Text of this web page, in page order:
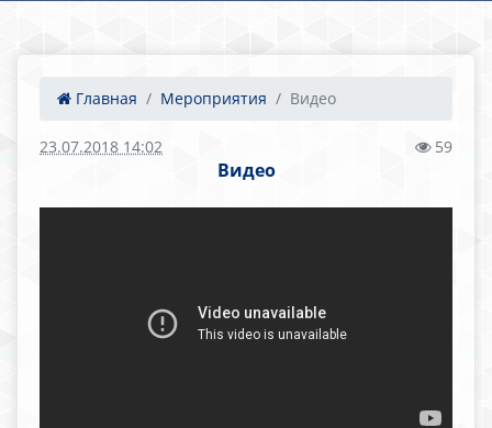
Главная Мероприятия Видео
23.07.2018 14:02 59
Видео